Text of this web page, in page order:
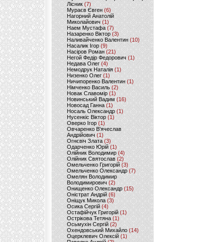
Лісник (7)
Мураєв Євген(6)
Нагорний Анатолій
Миколайович (1)
Наем Мустафа (7)
Назаренко Віктор (3)
Наливайченко Валентин (10)
Насалик Ігор(9)
Насіров Роман (21)
Негой Федір Федорович(1)
Недава Олег(4)
Немодрук Наталія(1)
Низенко Олег (1)
Ничипоренко Валентин (1)
Німченко Василь (2)
Новак Славомір (1)
Новинський Вадим (16)
Новосад Ганна (1)
Носаль Олександр (1)
Нусенкіс Віктор (1)
Оверко Ігор (1)
Овчаренко В'ячеслав
Андрійович(1)
Огнєвіч Злата (3)
Одарченко Юрій(1)
Олійник Володимир (4)
Олійник Святослав (2)
Омельченко Григорій (3)
Омельченко Олександр(7)
Омелян Володимир
Володимирович (2)
Онищенко Олександр (15)
Оністрат Андрій (6)
Оніщук Микола (3)
Осика Сергій(4)
Остафійчук Григорій(1)
Острікова Тетяна (1)
Осьмухін Сергій (2)
Охендовський Михайло (14)
Оцерклевич Олексій (1)